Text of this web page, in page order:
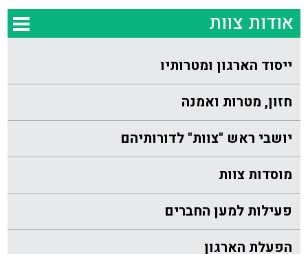
אודות צוות
ייסוד הארגון ומטרותיו
חזון, מטרות ואמנה
יושבי ראש "צוות" לדורותיהם
מוסדות צוות
פעילות למען החברים
הפעלת הארגון